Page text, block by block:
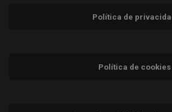
Política de
Política de cookies